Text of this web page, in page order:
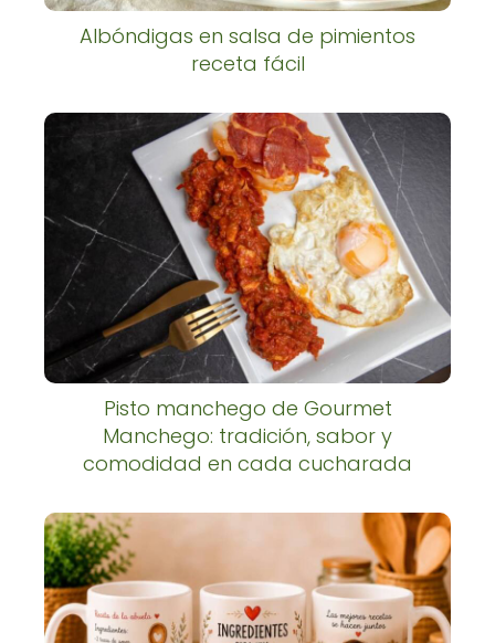
Albóndigas en salsa de pimientos
receta fácil
Pisto manchego de Gourmet
Manchego: tradición, sabor y
comodidad en cada cucharada